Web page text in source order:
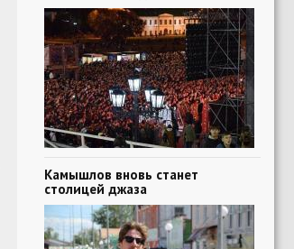
Камышлов вновь станет
столицей джаза